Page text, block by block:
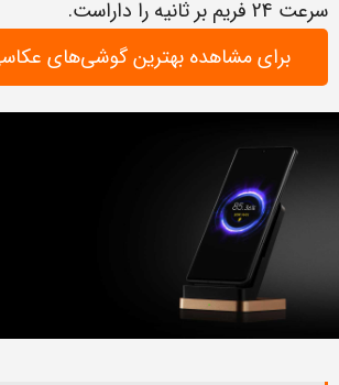
سرعت 24 فریم بر ثانیه را داراست.
برای مشاهده بهترین گوشی‌های